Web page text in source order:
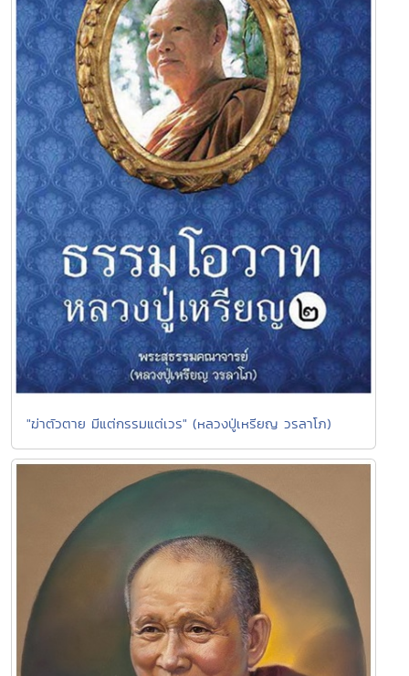
"ฆ่าตัวตาย มีแต่กรรมแต่เวร" (หลวงปู่เหรียญ วรลาโภ)